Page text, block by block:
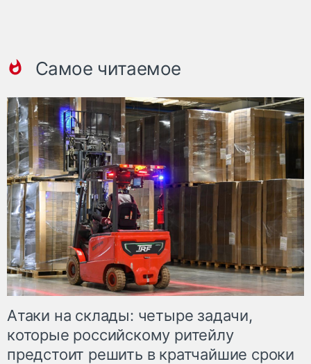
Самое читаемое
Атаки на склады: четыре задачи,
которые российскому ритейлу
предстоит решить в кратчайшие сроки